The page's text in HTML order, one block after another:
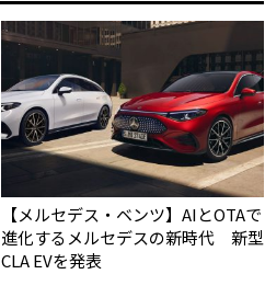
【メルセデス・ベンツ】AIとOTAで
進化するメルセデスの新時代 新型
CLA EVを発表